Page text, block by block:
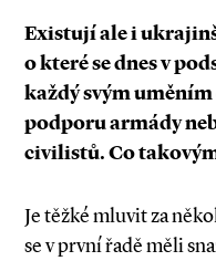
Existují ale i
o které se dnes v
každý svým
podporu armády
civilistů. Co
Je těžké mluvit za
se v první řadě měli